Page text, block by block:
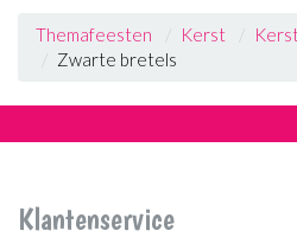
Themafeesten Kerst
Zwarte bretels
Klantenservice